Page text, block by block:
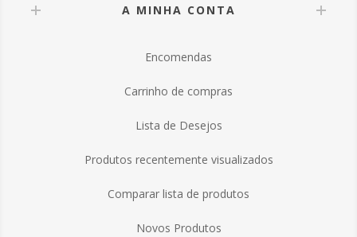
A MINHA CONTA
Encomendas
Carrinho de compras
Lista de Desejos
Produtos recentemente visualizados
Comparar lista de produtos
Novos Produtos